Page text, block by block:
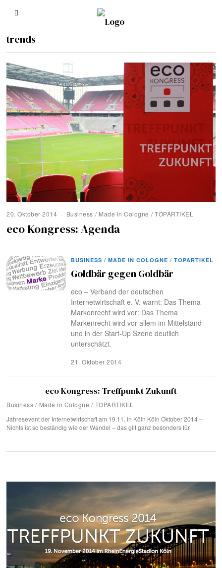
trends
20. Oktober 2014 Business / Made in Cologne / TOPARTIKEL
eco Kongress: Agenda
BUSINESS / MADE IN COLOGNE / TOPARTIKEL
Goldbär gegen Goldbär
eco – Verband der deutschen
Internetwirtschaft e. V. warnt: Das Thema
Markenrecht wird vor: Das Thema
Markenrecht wird vor allem im Mittelstand
und in der Start-Up Szene deutlich
unterschätzt.
21. Oktober 2014
eco Kongress: Treffpunkt Zukunft
Business / Made in Cologne / TOPARTIKEL
Jahresevent der Internetwirtschaft am 19.11. in Köln Köln Oktober 2014 –
Nichts ist so beständig wie der Wandel – das gilt ganz besonders für